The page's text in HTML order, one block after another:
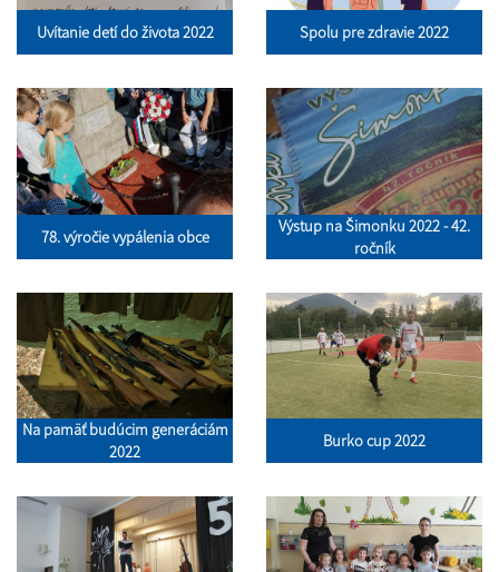
Uvítanie detí do života 2022 Spolu pre zdravie 2022
78. výročie vypálenia obce
Výstup na Šimonku 2022 - 42.
ročník
Na pamäť budúcim generáciám
2022
Burko cup 2022